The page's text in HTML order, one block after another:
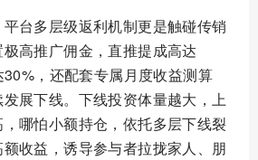
台多层级返利机制更是触碰传销
高推广佣金，直推提成高达
，还配套专属月度收益测算
展下线。下线投资体量越大，上
哪怕小额持仓，依托多层下线裂
收益，诱导参与者拉拢家人、朋